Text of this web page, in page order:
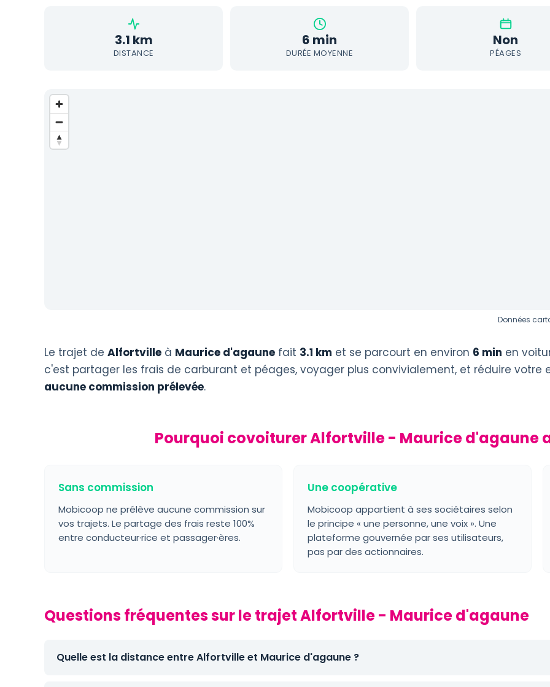
3.1 km
DISTANCE
6 min
DURÉE MOYENNE
Non
PÉAGES
Données
Le trajet de Alfortville à Maurice d'agaune fait 3.1 km et se parcourt en environ 6 min en
c'est partager les frais de carburant et péages, voyager plus convivialement, et réduire
aucune commission prélevée.
Pourquoi covoiturer Alfortville - Maurice d'agaune
Sans commission
Mobicoop ne prélève aucune commission sur
vos trajets. Le partage des frais reste 100%
entre conducteur·rice et passager·ères.
Une coopérative
Mobicoop appartient à ses sociétaires selon
le principe « une personne, une voix ». Une
plateforme gouvernée par ses utilisateurs,
pas par des actionnaires.
Questions fréquentes sur le trajet Alfortville - Maurice d'agaune
Quelle est la distance entre Alfortville et Maurice d'agaune ?